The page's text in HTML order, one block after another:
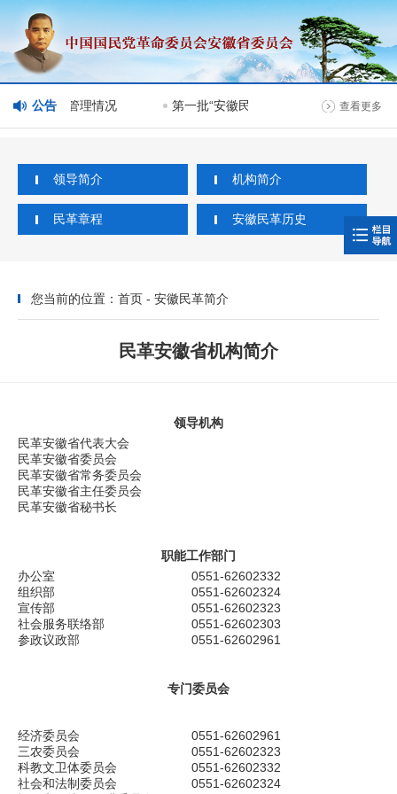
公告
网站分栏目管理情况 第一批“安徽民革榜样人物”人选公示 查看更多
领导简介 机构简介
民革章程 安徽民革历史
您当前的位置：首页 - 安徽民革简介
民革安徽省机构简介
领导机构
民革安徽省代表大会
民革安徽省委员会
民革安徽省常务委员会
民革安徽省主任委员会
民革安徽省秘书长
职能工作部门
办公室
0551-62602332
组织部
0551-62602324
宣传部
0551-62602323
社会服务联络部
0551-62602303
参政议政部
0551-62602961
专门委员会
经济委员会
0551-62602961
三农委员会
0551-62602323
科教文卫体委员会
0551-62602332
社会和法制委员会
0551-62602324